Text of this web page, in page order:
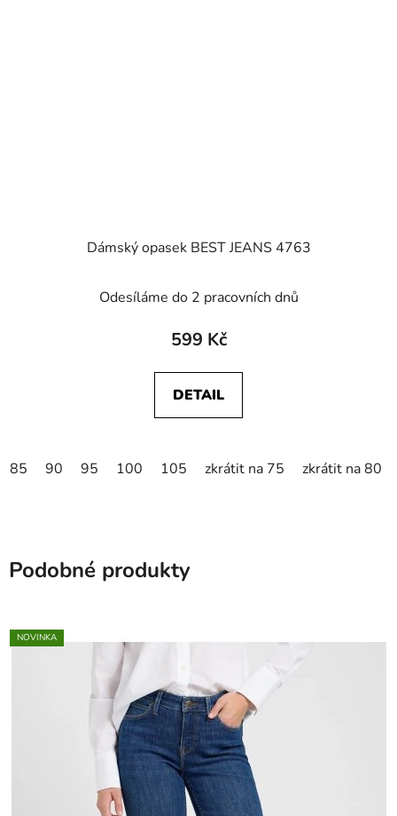
Dámský opasek BEST JEANS 4763
Odesíláme do 2 pracovních dnů
599 Kč
DETAIL
85 90 95 100 105 zkrátit na 75 zkrátit na 80
Podobné produkty
NOVINKA